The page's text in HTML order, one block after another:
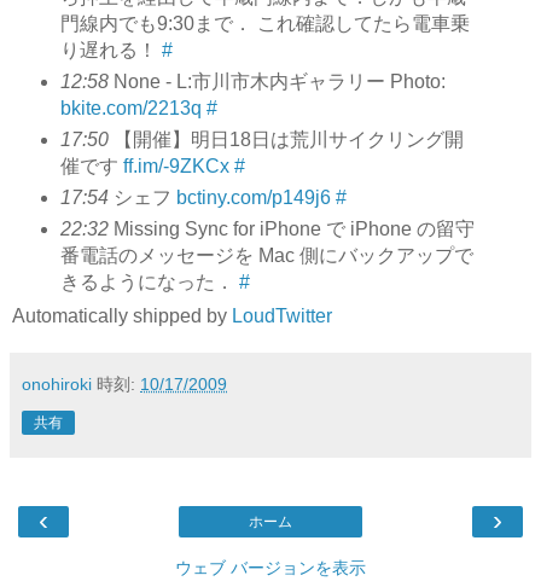
門線内でも9:30まで． これ確認してたら電車乗
り遅れる！ #
12:58None - L:市川市木内ギャラリー Photo:
bkite.com/2213q #
17:50【開催】明日18日は荒川サイクリング開
催です ff.im/-9ZKCx #
17:54シェフ bctiny.com/p149j6 #
22:32Missing Sync for iPhone で iPhone の留守
番電話のメッセージを Mac 側にバックアップで
きるようになった． #
Automatically shipped by LoudTwitter
onohiroki 時刻: 10/17/2009
共有
‹ ›
ホーム
ウェブ バージョンを表示